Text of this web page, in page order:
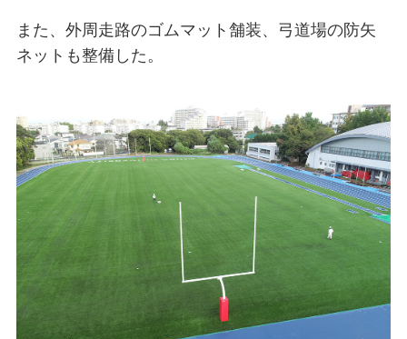
また、外周走路のゴムマット舗装、弓道場の防矢
ネットも整備した。